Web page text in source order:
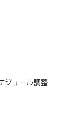
ジュール調整